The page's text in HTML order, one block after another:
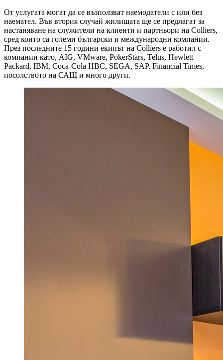
От услугата могат да се възползват наемодатели с или без
наемател. Във втория случай жилищата ще се предлагат за
настаняване на служители на клиенти и партньори на Colliers,
сред които са големи български и международни компании.
През последните 15 години екипът на Colliers е работил с
компании като, АІG, VMware, PokerStars, Теluѕ, Hewlett –
Packard, IBM, Соса-Соlа НВС, SEGA, SAP, Financial Times,
посолството на САЩ и много други.